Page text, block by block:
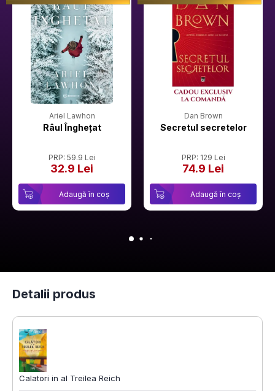
Ariel Lawhon
Râul Înghețat
PRP: 59.9 Lei
32.9 Lei
Adaugă în coș
Dan Brown
Secretul secretelor
PRP: 129 Lei
74.9 Lei
Adaugă în coș
Detalii produs
Calatori in al Treilea Reich